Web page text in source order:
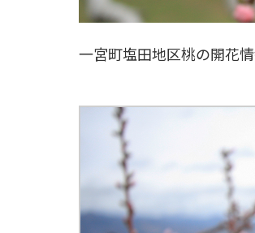
一宮町塩田地区桃の開花